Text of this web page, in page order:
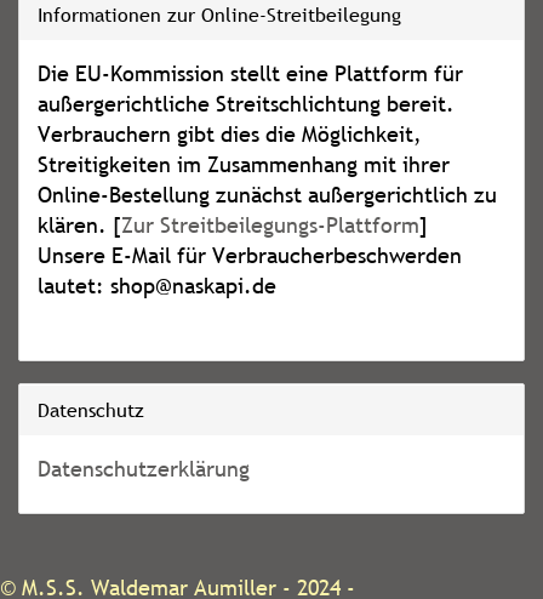
Informationen zur Online-Streitbeilegung
Die EU-Kommission stellt eine Plattform für
außergerichtliche Streitschlichtung bereit.
Verbrauchern gibt dies die Möglichkeit,
Streitigkeiten im Zusammenhang mit ihrer
Online-Bestellung zunächst außergerichtlich zu
klären. [Zur Streitbeilegungs-Plattform]
Unsere E-Mail für Verbraucherbeschwerden
lautet: shop@naskapi.de
Datenschutz
Datenschutzerklärung
© M.S.S. Waldemar Aumiller - 2024 -